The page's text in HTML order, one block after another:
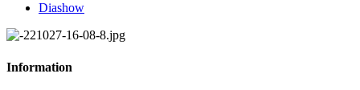
Diashow
Information